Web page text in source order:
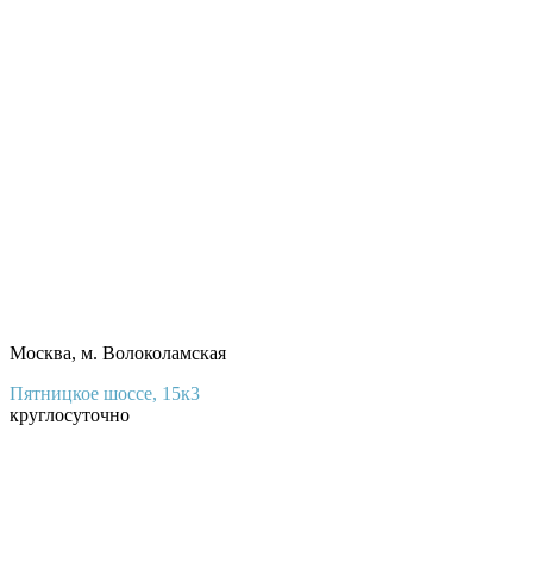
Москва, м. Волоколамская
Пятницкое шоссе, 15к3
круглосуточно